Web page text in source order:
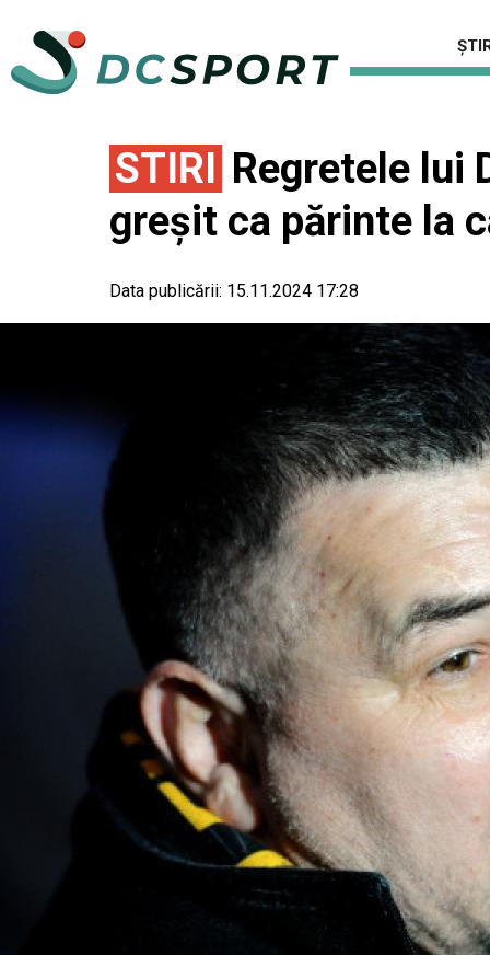
STIRI Regretele lui
greșit ca părinte la
Data publicării: 15.11.2024 17:28